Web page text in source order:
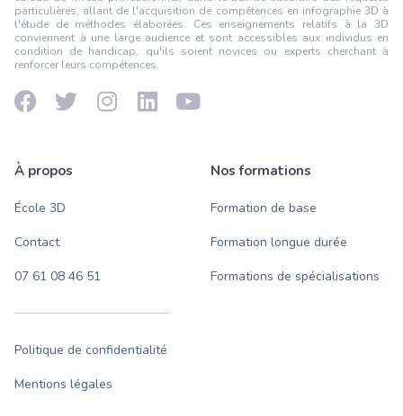
particulières, allant de l'acquisition de compétences en infographie 3D à
l'étude de méthodes élaborées. Ces enseignements relatifs à la 3D
conviennent à une large audience et sont accessibles aux individus en
condition de handicap, qu'ils soient novices ou experts cherchant à
renforcer leurs compétences.
À propos
École 3D
Contact
07 61 08 46 51
Politique de confidentialité
Mentions légales
Nos formations
Formation de base
Formation longue durée
Formations de spécialisations